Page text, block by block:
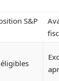
S&P
éligibles